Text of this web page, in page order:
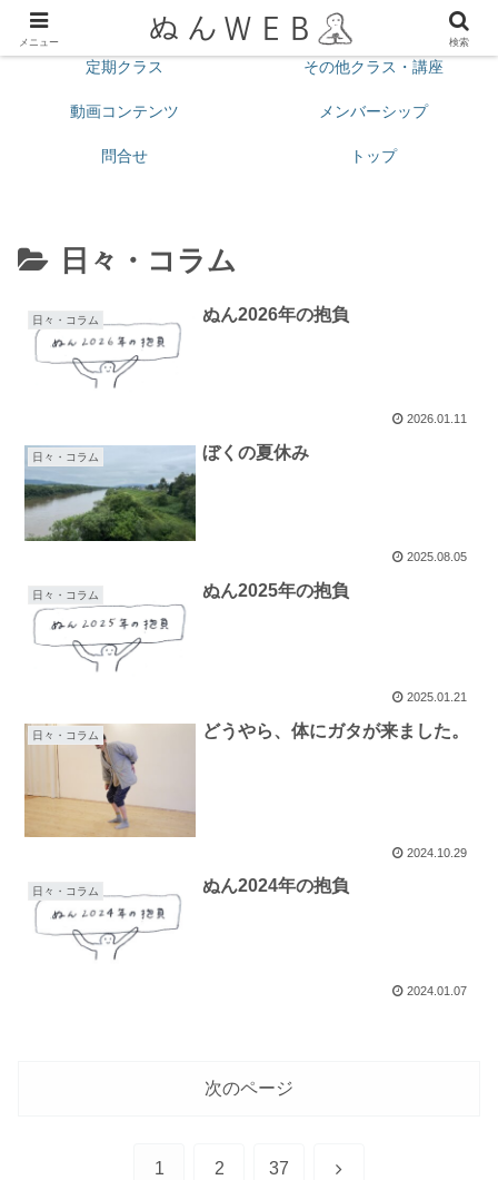
プロフィール 今月の予定
定期クラス その他クラス・講座
動画コンテンツ メンバーシップ
問合せ トップ
日々・コラム
日々・コラム ぬん2026年の抱負
2026.01.11
日々・コラム ぼくの夏休み
2025.08.05
日々・コラム ぬん2025年の抱負
2025.01.21
日々・コラム どうやら、体にガタが来ました。
2024.10.29
日々・コラム ぬん2024年の抱負
2024.01.07
次のページ
1 2 37 次
メニュー 検索